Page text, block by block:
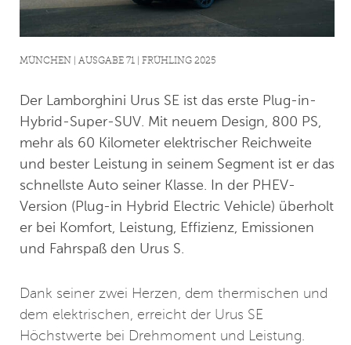
MÜNCHEN | AUSGABE 71 | FRÜHLING 2025
Der Lamborghini Urus SE ist das erste Plug-in-
Hybrid-Super-SUV. Mit neuem Design, 800 PS,
mehr als 60 Kilometer elektrischer Reichweite
und bester Leistung in seinem Segment ist er das
schnellste Auto seiner Klasse. In der PHEV-
Version (Plug-in Hybrid Electric Vehicle) überholt
er bei Komfort, Leistung, Effizienz, Emissionen
und Fahrspaß den Urus S.
Dank seiner zwei Herzen, dem thermischen und
dem elektrischen, erreicht der Urus SE
Höchstwerte bei Drehmoment und Leistung.